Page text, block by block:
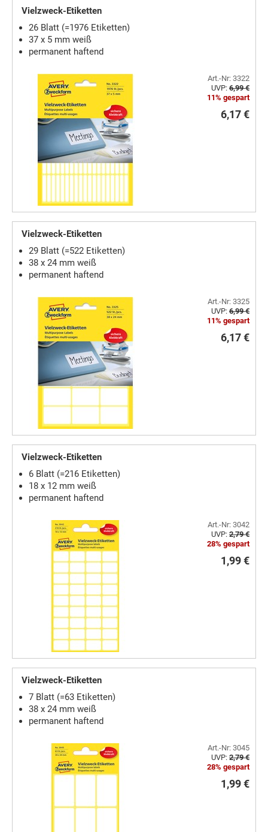
Vielzweck-Etiketten
26 Blatt (=1976 Etiketten)
37 x 5 mm weiß
permanent haftend
Art.-Nr: 3322
UVP: 6,99 €
11% gespart
6,17 €
Vielzweck-Etiketten
29 Blatt (=522 Etiketten)
38 x 24 mm weiß
permanent haftend
Art.-Nr: 3325
UVP: 6,99 €
11% gespart
6,17 €
Vielzweck-Etiketten
6 Blatt (=216 Etiketten)
18 x 12 mm weiß
permanent haftend
Art.-Nr: 3042
UVP: 2,79 €
28% gespart
1,99 €
Vielzweck-Etiketten
7 Blatt (=63 Etiketten)
38 x 24 mm weiß
permanent haftend
Art.-Nr: 3045
UVP: 2,79 €
28% gespart
1,99 €